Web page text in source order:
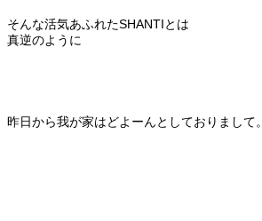
そんな活気あふれたSHANTIとは
真逆のように
昨日から我が家はどよーんとしておりまして。